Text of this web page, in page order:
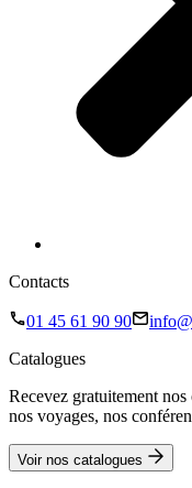
Contacts
01 45 61 90 90
Catalogues
Recevez gratuitement
nos voyages, nos
Voir nos catalogues